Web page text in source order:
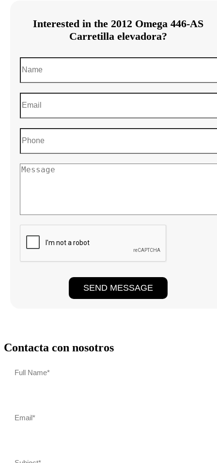
Interested in the 2012 Omega 446-AS
Carretilla elevadora?
Contacta con nosotros